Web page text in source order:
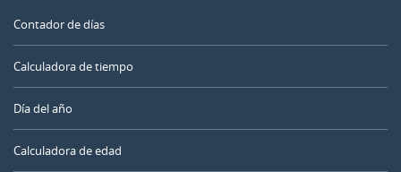
Contador de días
Calculadora de tiempo
Día del año
Calculadora de edad